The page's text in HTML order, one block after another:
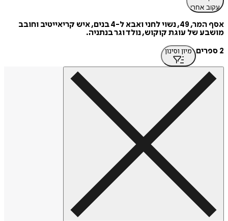
עקוב אחרי
אסף המר, 49, נשוי לחני ואבא ל-4 בנים, איש קריאייטיב וחובב
מושבע של עוגת קוקוש, נולד וגר בנתניה.
2 ספרים
מיון וסינון